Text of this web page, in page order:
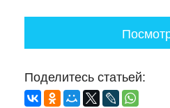
Поделитесь статьей: